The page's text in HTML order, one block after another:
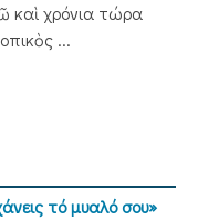
καὶ χρόνια τώρα
...
τό μυαλό σου»